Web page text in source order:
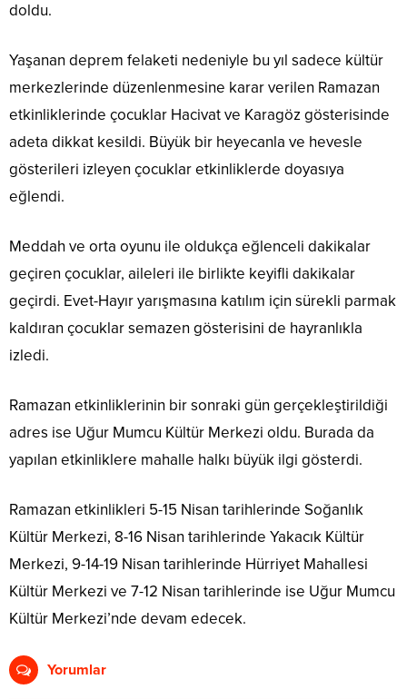
doldu.
Yaşanan deprem felaketi nedeniyle bu yıl sadece kültür
merkezlerinde düzenlenmesine karar verilen Ramazan
etkinliklerinde çocuklar Hacivat ve Karagöz gösterisinde
adeta dikkat kesildi. Büyük bir heyecanla ve hevesle
gösterileri izleyen çocuklar etkinliklerde doyasıya
eğlendi.
Meddah ve orta oyunu ile oldukça eğlenceli dakikalar
geçiren çocuklar, aileleri ile birlikte keyifli dakikalar
geçirdi. Evet-Hayır yarışmasına katılım için sürekli parmak
kaldıran çocuklar semazen gösterisini de hayranlıkla
izledi.
Ramazan etkinliklerinin bir sonraki gün gerçekleştirildiği
adres ise Uğur Mumcu Kültür Merkezi oldu. Burada da
yapılan etkinliklere mahalle halkı büyük ilgi gösterdi.
Ramazan etkinlikleri 5-15 Nisan tarihlerinde Soğanlık
Kültür Merkezi, 8-16 Nisan tarihlerinde Yakacık Kültür
Merkezi, 9-14-19 Nisan tarihlerinde Hürriyet Mahallesi
Kültür Merkezi ve 7-12 Nisan tarihlerinde ise Uğur Mumcu
Kültür Merkezi’nde devam edecek.
Yorumlar